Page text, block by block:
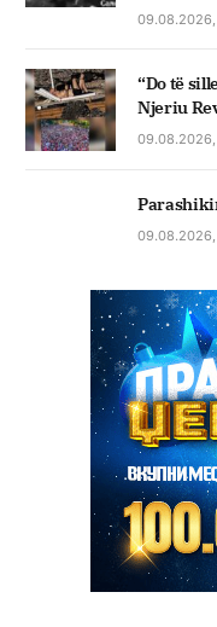
09.08.2026,
“Do të
Njeriu
09.08.2026,
09.08.2026,